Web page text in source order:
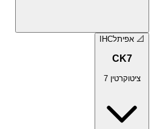
📐 אפיתלIHC
CK7
ציטוקרטין 7